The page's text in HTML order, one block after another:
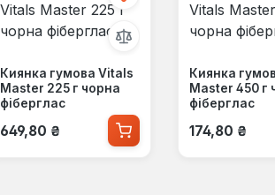
Киянка гумова Vitals
Master 225 г чорна
фіберглас
Звичайна ціна:
649,80 ₴
Киянка
Master 450 г
фіберглас
Звичайна
174,80 ₴